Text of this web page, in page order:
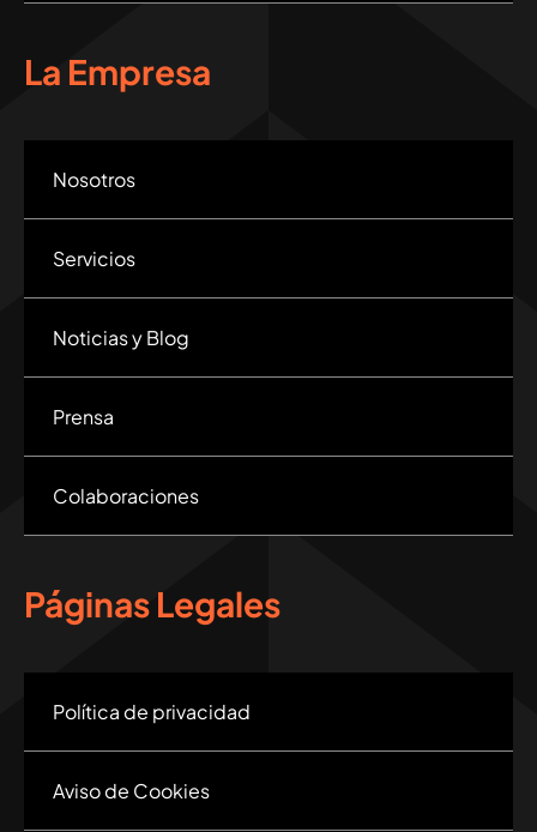
La Empresa
Nosotros
Servicios
Noticias y Blog
Prensa
Colaboraciones
Páginas Legales
Política de privacidad
Aviso de Cookies